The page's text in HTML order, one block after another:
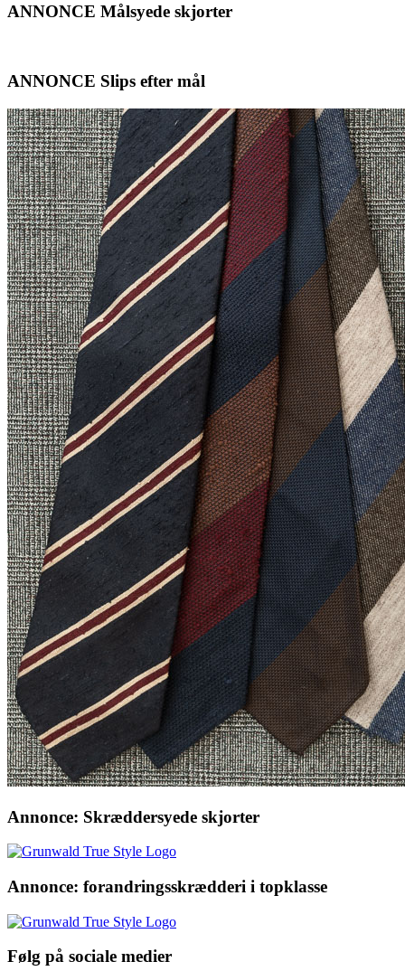
ANNONCE Målsyede skjorter
ANNONCE Slips efter mål
Annonce: Skræddersyede skjorter
Annonce: forandringsskrædderi i topklasse
Følg på sociale medier